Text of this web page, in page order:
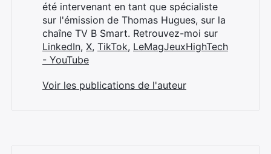
été intervenant en tant que spécialiste
sur l'émission de Thomas Hugues, sur la
chaîne TV B Smart. Retrouvez-moi sur
LinkedIn, X, TikTok, LeMagJeuxHighTech
- YouTube
Voir les publications de l'auteur